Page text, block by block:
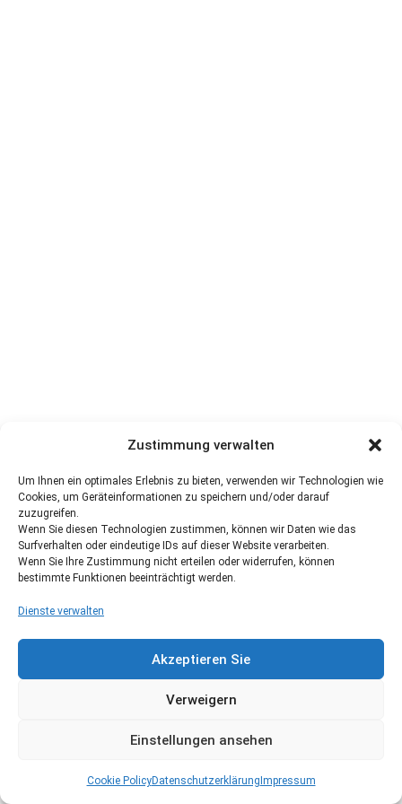
Zustimmung verwalten
Um Ihnen ein optimales Erlebnis zu bieten, verwenden wir Technologien wie
Cookies, um Geräteinformationen zu speichern und/oder darauf
zuzugreifen.
Wenn Sie diesen Technologien zustimmen, können wir Daten wie das
Surfverhalten oder eindeutige IDs auf dieser Website verarbeiten.
Wenn Sie Ihre Zustimmung nicht erteilen oder widerrufen, können
bestimmte Funktionen beeinträchtigt werden.
Dienste verwalten
Akzeptieren Sie
Verweigern
Einstellungen ansehen
Cookie PolicyDatenschutzerklärung Impressum